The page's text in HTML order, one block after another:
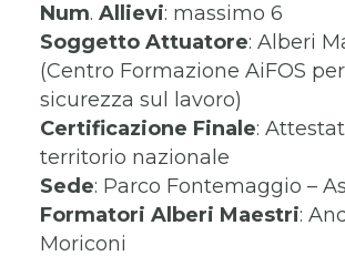
Num. Allievi: massimo 6
Soggetto Attuatore: Alberi
(Centro Formazione AiFOS
sicurezza sul lavoro)
Certificazione Finale:
territorio nazionale
Sede: Parco Fontemaggio –
Formatori Alberi Maestri:
Moriconi